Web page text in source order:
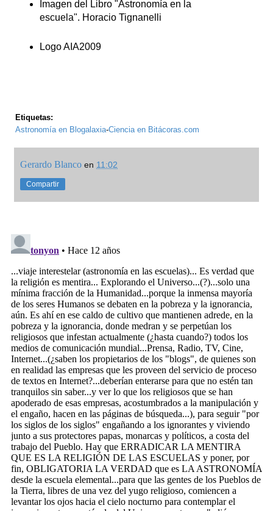
Imagen del Libro "Astronomía en la
escuela". Horacio Tignanelli
Logo AIA2009
Etiquetas:
Astronomía en Blogalaxia-Ciencia en Bitácoras.com
Gerardo Blanco en 11:02
Compartir